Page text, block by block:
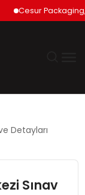
Cesur Packaging,
Detayları
Sınav